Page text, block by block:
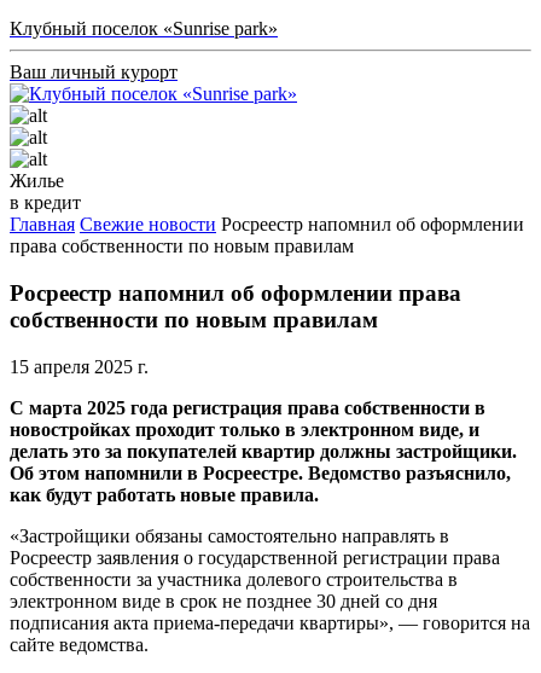
Клубный поселок «Sunrise park»
Ваш личный курорт
Жилье
в кредит
Главная Свежие новости Росреестр напомнил об оформлении
права собственности по новым правилам
Росреестр напомнил об оформлении права
собственности по новым правилам
15 апреля 2025 г.
С марта 2025 года регистрация права собственности в
новостройках проходит только в электронном виде, и
делать это за покупателей квартир должны застройщики.
Об этом напомнили в Росреестре. Ведомство разъяснило,
как будут работать новые правила.
«Застройщики обязаны самостоятельно направлять в
Росреестр заявления о государственной регистрации права
собственности за участника долевого строительства в
электронном виде в срок не позднее 30 дней со дня
подписания акта приема-передачи квартиры», — говорится на
сайте ведомства.